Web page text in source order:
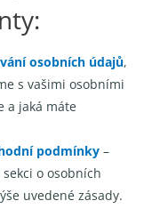
osobních údajů,
s vašimi osobními
a jaká máte
podmínky –
o osobních
uvedené zásady.